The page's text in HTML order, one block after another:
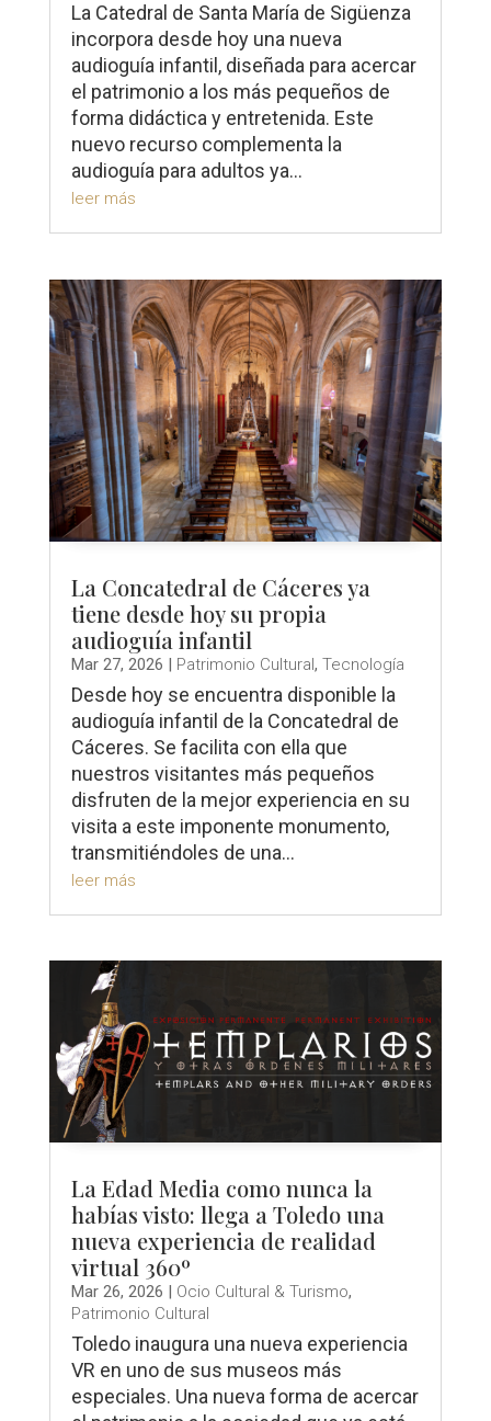
La Catedral de Santa María de Sigüenza
incorpora desde hoy una nueva
audioguía infantil, diseñada para acercar
el patrimonio a los más pequeños de
forma didáctica y entretenida. Este
nuevo recurso complementa la
audioguía para adultos ya...
leer más
La Concatedral de Cáceres ya
tiene desde hoy su propia
audioguía infantil
Mar 27, 2026 | Patrimonio Cultural, Tecnología
Desde hoy se encuentra disponible la
audioguía infantil de la Concatedral de
Cáceres. Se facilita con ella que
nuestros visitantes más pequeños
disfruten de la mejor experiencia en su
visita a este imponente monumento,
transmitiéndoles de una...
leer más
La Edad Media como nunca la
habías visto: llega a Toledo una
nueva experiencia de realidad
virtual 360º
Mar 26, 2026 | Ocio Cultural & Turismo,
Patrimonio Cultural
Toledo inaugura una nueva experiencia
VR en uno de sus museos más
especiales. Una nueva forma de acercar